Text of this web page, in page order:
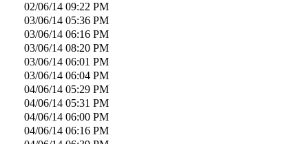
02/06/14 09:22 PM
03/06/14 05:36 PM
03/06/14 06:16 PM
03/06/14 08:20 PM
03/06/14 06:01 PM
03/06/14 06:04 PM
04/06/14 05:29 PM
04/06/14 05:31 PM
04/06/14 06:00 PM
04/06/14 06:16 PM